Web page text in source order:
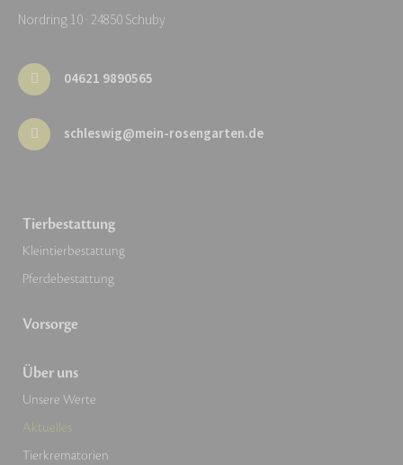
Nordring 10 · 24850 Schuby
04621 9890565
schleswig@mein-rosengarten.de
Tierbestattung
Kleintierbestattung
Pferdebestattung
Vorsorge
Über uns
Unsere Werte
Aktuelles
Tierkrematorien